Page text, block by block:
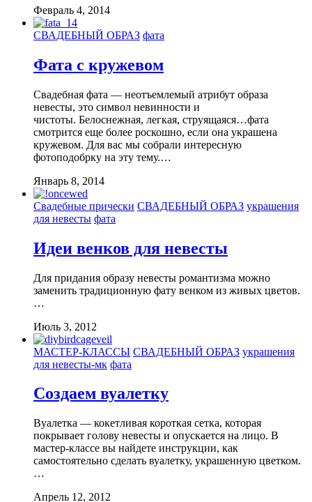
Февраль 4, 2014
СВАДЕБНЫЙ ОБРАЗ фата
Фата с кружевом
Свадебная фата — неотъемлемый атрибут образа
невесты, это символ невинности и
чистоты. Белоснежная, легкая, струящаяся…фата
смотрится еще более роскошно, если она украшена
кружевом. Для вас мы собрали интересную
фотоподобрку на эту тему.…
Январь 8, 2014
Свадебные прически СВАДЕБНЫЙ ОБРАЗ украшения
для невесты фата
Идеи венков для невесты
Для придания образу невесты романтизма можно
заменить традиционную фату венком из живых цветов.
…
Июль 3, 2012
МАСТЕР-КЛАССЫ СВАДЕБНЫЙ ОБРАЗ украшения
для невесты-мк фата
Создаем вуалетку
Вуалетка — кокетливая короткая сетка, которая
покрывает голову невесты и опускается на лицо. В
мастер-классе вы найдете инструкции, как
самостоятельно сделать вуалетку, украшенную цветком.
…
Апрель 12, 2012